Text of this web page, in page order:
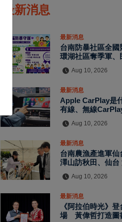
最新消息
最新消息
台南防暴社區全國
環湖社區奪季軍、
Aug 10, 2026
最新消息
Apple CarPlay是
有線、無線
機、儀表與空調
Aug 10, 2026
最新消息
台南農漁產進軍
澤山訪秋田、仙台
Aug 10, 2026
最新消息
《阿拉伯時光》
場 黃偉哲打造圖